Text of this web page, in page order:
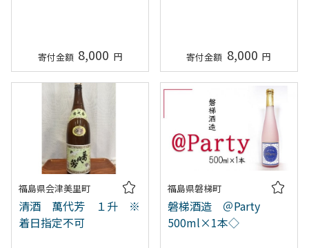
8,000 8,000
福島県会津美里町
清酒 萬代芳 １升 ※
着日指定不可
福島県磐梯町
磐梯酒造 ＠Party
500ml×1本◇